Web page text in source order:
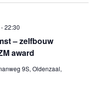
– zelfbouw
award
-22:30
9S, Oldenzaal,